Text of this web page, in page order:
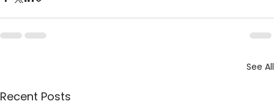
Recent Posts
See All